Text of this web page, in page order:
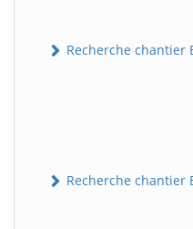
Recherche chantier
Recherche chantier